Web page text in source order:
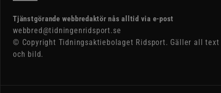
Tjänstgörande webbredaktör nås alltid via e-post
webbred@tidningenridsport.se
© Copyright Tidningsaktiebolaget Ridsport. Gäller all text
och bild.